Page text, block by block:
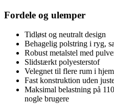
Fordele og ulemper
Tidløst og neutralt design
Behagelig polstring i ryg,
Robust metalstel med
Slidstærkt polyesterstof
Velegnet til flere rum i
Fast konstruktion uden
Maksimal belastning på
nogle brugere